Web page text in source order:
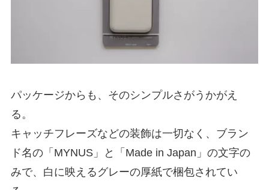
パッケージからも、そのシンプルさがうかがえ
る。
キャッチフレーズなどの装飾は一切なく、ブラン
ド名の「MYNUS」と「Made in Japan」の文字の
みで、白に映えるグレーの厚紙で梱包されてい